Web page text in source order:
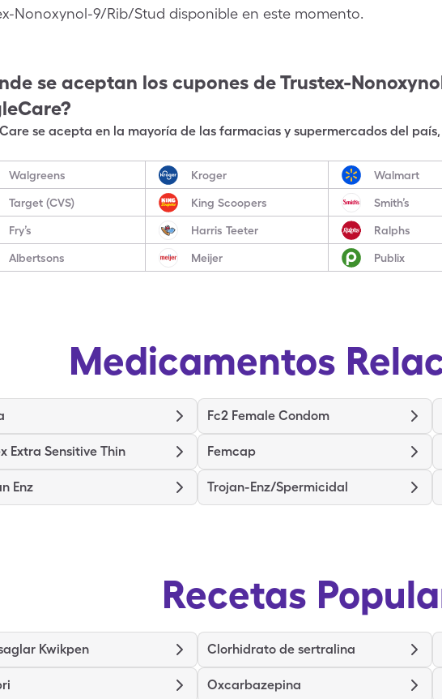
Nonoxynol-9/Rib/Stud disponible en este momento.
se aceptan los cupones deTrustex-
se acepta en la mayoría de las farmacias y supermercados del
Walgreens Kroger Walmart
Target (CVS) King Scoopers Smith’s
Fry’s Harris Teeter Ralphs
Albertsons Meijer Publix
Medicamentos
Fc2 Female Condom
Extra Sensitive Thin Femcap
Enz Trojan-Enz/Spermicidal
Recetas
Kwikpen Clorhidrato de sertralina
Oxcarbazepina